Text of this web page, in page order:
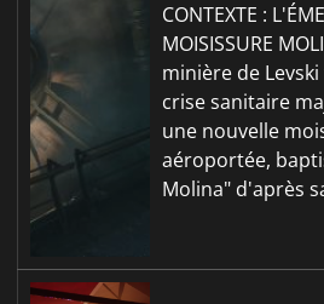
CONTEXTE :
MOISISSURE
minière de
crise sanitaire
une nouvelle
aéroportée,
Molina" d'après